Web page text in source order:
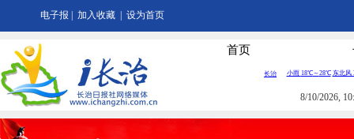
电子报 加入收藏 设为首页
首页
8/10/2026,